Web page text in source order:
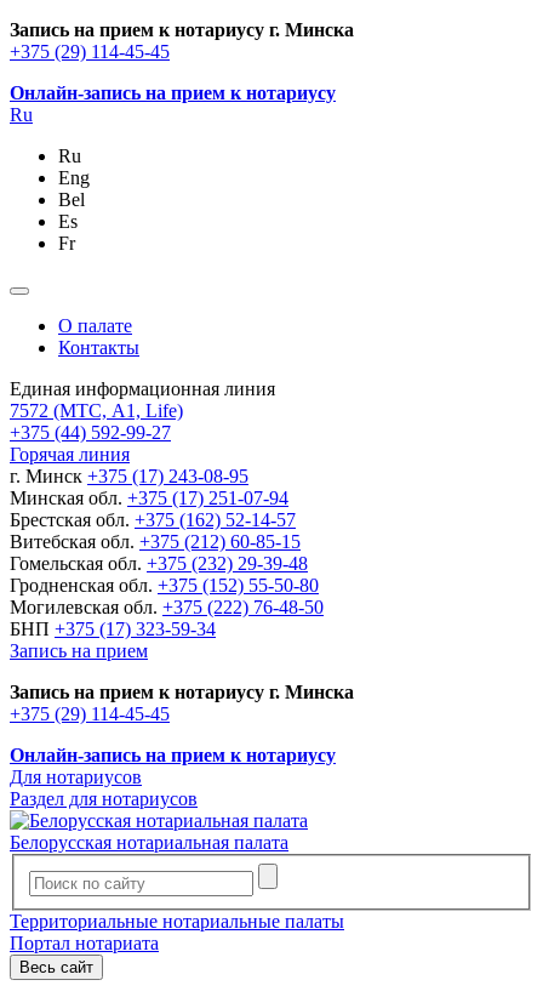
Запись на прием к нотариусу г. Минска
+375 (29) 114-45-45
Онлайн-запись на прием к нотариусу
Ru
Ru
Eng
Bel
Es
Fr
О палате
Контакты
Единая информационная линия
7572 (МТС, A1, Life)
+375 (44) 592-99-27
Горячая линия
г. Минск +375 (17) 243-08-95
Минская обл. +375 (17) 251-07-94
Брестская обл. +375 (162) 52-14-57
Витебская обл. +375 (212) 60-85-15
Гомельская обл. +375 (232) 29-39-48
Гродненская обл. +375 (152) 55-50-80
Могилевская обл. +375 (222) 76-48-50
БНП +375 (17) 323-59-34
Запись на прием
Запись на прием к нотариусу г. Минска
+375 (29) 114-45-45
Онлайн-запись на прием к нотариусу
Для нотариусов
Раздел для нотариусов
Белорусская нотариальная палата
Территориальные нотариальные палаты
Портал нотариата
Весь сайт